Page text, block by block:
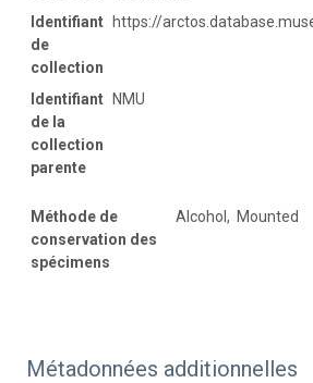
Identifiant
de
collection
https://
Identifiant
de la
collection
parente
NMU
Méthode de
conservation des
spécimens
Alcohol, Mounted
Métadonnées additionnelles